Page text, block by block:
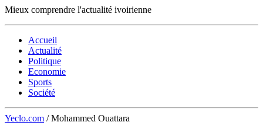
Mieux comprendre l'actualité ivoirienne
Accueil
Actualité
Politique
Economie
Sports
Société
Yeclo.com / Mohammed Ouattara